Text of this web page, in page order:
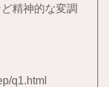
精神的な変調
q1.html